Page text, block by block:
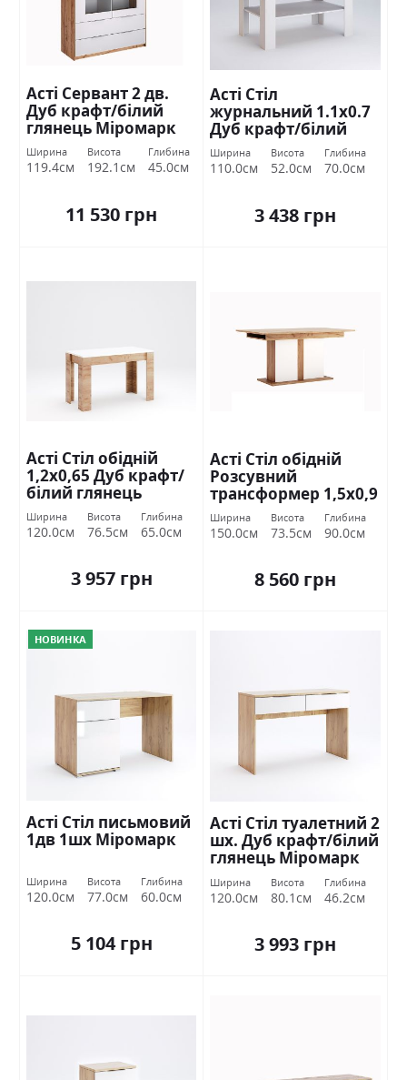
Асті Сервант 2 дв.
Дуб крафт/білий
глянець Міромарк
Ширина
119.4см
Висота
192.1см
Глибина
45.0см
11 530 грн
Асті Стіл
журнальний 1.1х0.7
Дуб крафт/білий
глянець Міромарк
Ширина
110.0см
Висота
52.0см
Глибина
70.0см
3 438 грн
Асті Стіл обідній
1,2х0,65 Дуб крафт/
білий глянець
Міромарк
Ширина
120.0см
Висота
76.5см
Глибина
65.0см
3 957 грн
Асті Стіл обідній
Розсувний
трансформер 1,5х0,9
Дуб крафт/білий
глянець Міромарк
Ширина
150.0см
Висота
73.5см
Глибина
90.0см
8 560 грн
НОВИНКА
Асті Стіл письмовий
1дв 1шх Міромарк
Ширина
120.0см
Висота
77.0см
Глибина
60.0см
5 104 грн
Асті Стіл туалетний 2
шх. Дуб крафт/білий
глянець Міромарк
Ширина
120.0см
Висота
80.1см
Глибина
46.2см
3 993 грн